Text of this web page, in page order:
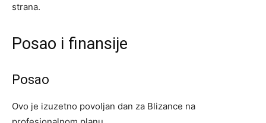
strana.
Posao i finansije
Posao
Ovo je izuzetno povoljan dan za Blizance na